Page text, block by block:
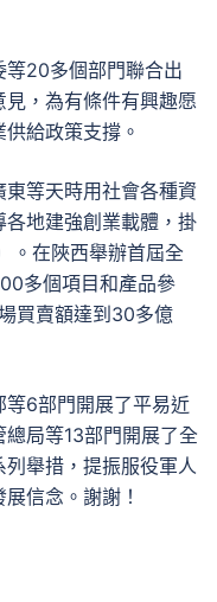
等20多個部門聯合出
，為有條件有興趣愿
給政策支撐。
等天時用社會各種資
地建強創業載體，掛
。在陜西舉辦首屆全
多個項目和產品參
買賣額達到30多億
等6部門開展了平易近
局等13部門開展了全
舉措，提振服役軍人
信念。謝謝！